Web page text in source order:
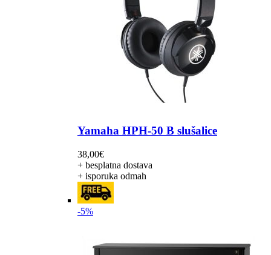
Yamaha HPH-50 B slušalice
38,00€
+ besplatna dostava
+ isporuka odmah
-5%